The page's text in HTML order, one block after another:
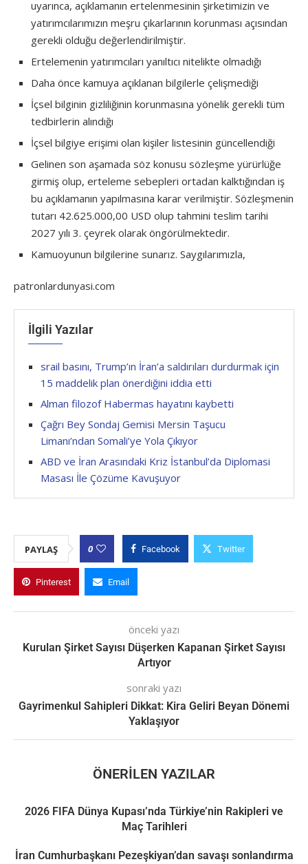
uyarınca, açıklamanın ertelenmesinin şirketimizin ve
yatırımcılarımızın meşru çıkarlarının korunması açısından
gerekli olduğu değerlendirilmiştir.
Ertelemenin yatırımcıları yanıltıcı nitelikte olmadığı
Daha önce kamuya açıklanan bilgilerle çelişmediği
İçsel bilginin gizliliğinin korunmasına yönelik gerekli tüm
tedbirlerin alındığı
İçsel bilgiye erişimi olan kişiler listesinin güncellendiği
Gelinen son aşamada söz konusu sözleşme yürürlüğe
girmiş olup, erteleme sebepleri ortadan kalktığından iş
bu açıklamanın yapılmasına karar verilmiştir. Sözleşmenin
tutarı 42.625.000,00 USD olup tahmini teslim tarihi
2027 yılı 3. çeyrek olarak öngörülmektedir.
Kamuoyunun bilgilerine sunarız. Saygılarımızla,
patronlardunyasi.com
İlgili Yazılar
srail basını, Trump’ın İran’a saldırıları durdurmak için
15 maddelik plan önerdiğini iddia etti
Alman filozof Habermas hayatını kaybetti
Çağrı Bey Sondaj Gemisi Mersin Taşucu
Limanı’ndan Somali’ye Yola Çıkıyor
ABD ve İran Arasındaki Kriz İstanbul’da Diplomasi
Masası İle Çözüme Kavuşuyor
PAYLAŞ 0 Facebook Twitter
Pinterest Email
önceki yazı
Kurulan Şirket Sayısı Düşerken Kapanan Şirket Sayısı
Artıyor
sonraki yazı
Gayrimenkul Sahipleri Dikkat: Kira Geliri Beyan Dönemi
Yaklaşıyor
ÖNERILEN YAZILAR
2026 FIFA Dünya Kupası’nda Türkiye’nin Rakipleri ve
Maç Tarihleri
İran Cumhurbaşkanı Pezeşkiyan’dan savaşı sonlandırma